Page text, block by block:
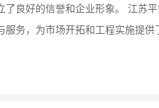
良好的信誉和企业形象。 江苏平
务，为市场开拓和工程实施提供